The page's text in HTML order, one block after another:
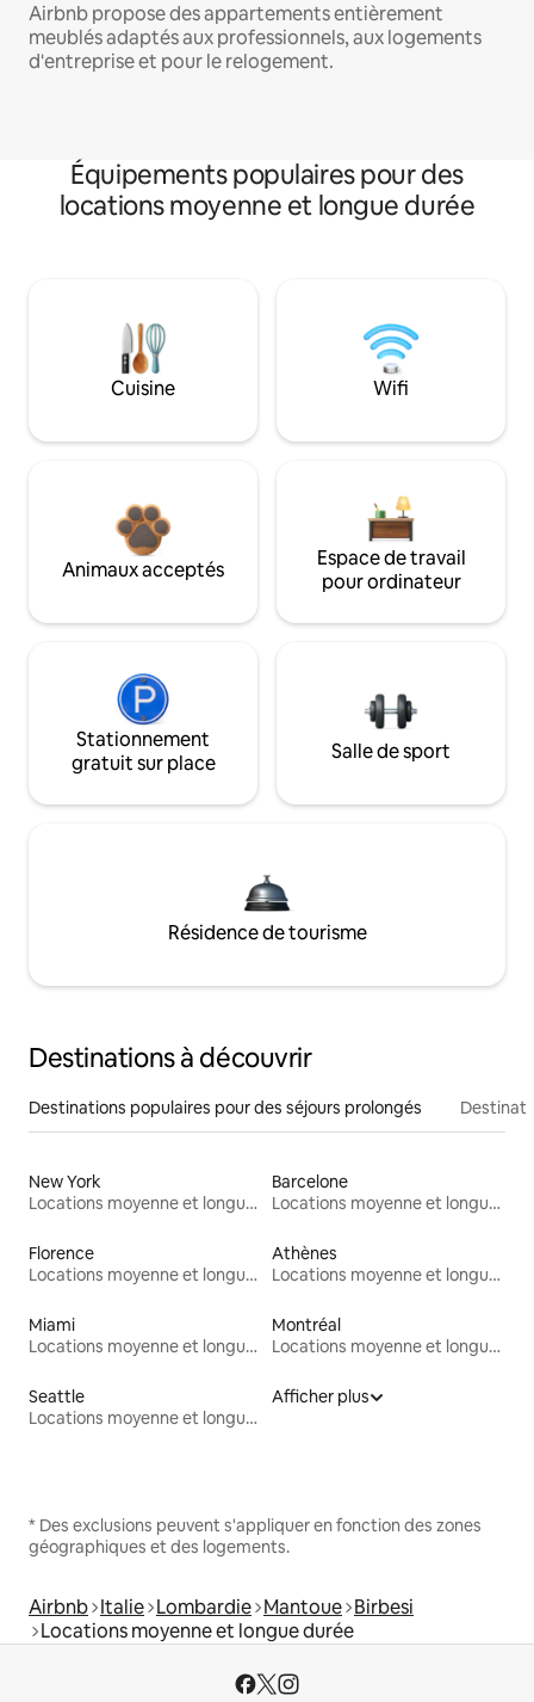
Airbnb propose des appartements entièrement
meublés adaptés aux professionnels, aux logements
d'entreprise et pour le relogement.
Équipements populaires pour des
locations moyenne et longue durée
Cuisine Wifi
Animaux acceptés
Espace de travail
pour ordinateur
Stationnement
gratuit sur place
Salle de sport
Résidence de tourisme
Destinations à découvrir
Destinations populaires pour des séjours prolongés
New York
Locations moyenne et longue durée
Barcelone
Locations moyenne et longue durée
Florence
Locations moyenne et longue durée
Athènes
Locations moyenne et longue durée
Miami
Locations moyenne et longue durée
Montréal
Locations moyenne et longue durée
Seattle
Locations moyenne et longue durée
Afficher plus
* Des exclusions peuvent s'appliquer en fonction des zones
géographiques et des logements.
Airbnb Italie Lombardie Mantoue Birbesi
Locations moyenne et longue durée